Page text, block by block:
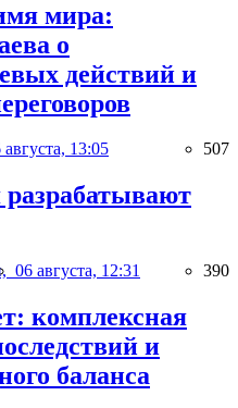
мира:
о
действий и
августа, 13:05 507
06 августа, 12:31 390
комплексная
и
баланса